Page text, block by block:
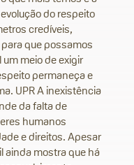
do respeito
credíveis,
que possamos
meio de exigir
permaneça e
UPR A inexistência
da falta de
humanos
e direitos. Apesar
ainda mostra que há